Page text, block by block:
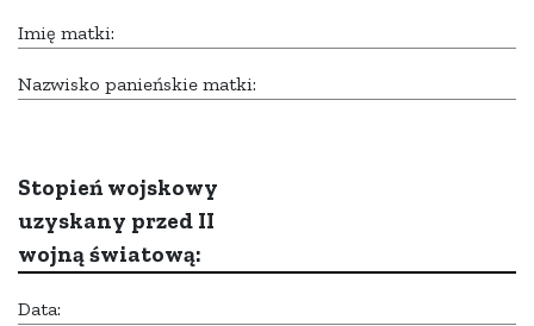
Imię matki:
Nazwisko panieńskie matki:
Stopień wojskowy
uzyskany przed II
wojną światową:
Data: